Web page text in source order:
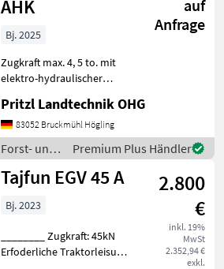
AHK
auf
Anfrage
Bj. 2025
Zugkraft max. 4, 5 to. mit
elektro-hydraulischer
5 m Kabel 3
Kupplungsbeläge,
Totmannschaltung,
Sicherheitsbandbremse
Dreipunktanhängung Kat.
Pritzl Landtechnik OHG
83052 Bruckmühl Högling
Forst- und
Holztechnik
/ Tajfun
Premium Plus Händler
Tajfun EGV 45 A
2.800
€
inkl. 19%
MwSt
2.352,94 €
exkl.
Bj. 2023
________ Zugkraft: 45kN
Erfoderliche Traktorleisung: